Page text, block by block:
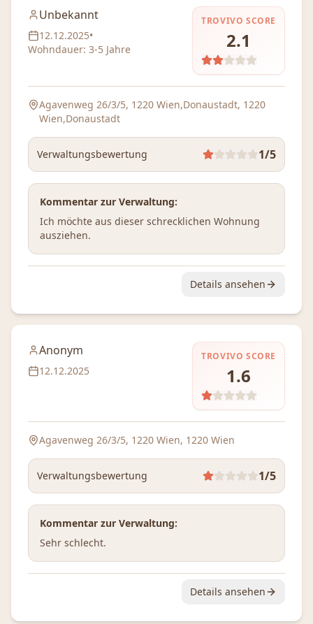
Unbekannt
12.12.2025•
Wohndauer: 3-5 Jahre
TROVIVO SCORE
2.1
Agavenweg 26/3/5, 1220 Wien,Donaustadt, 1220
Wien,Donaustadt
Verwaltungsbewertung 1/5
Kommentar zur Verwaltung:
Ich möchte aus dieser schrecklichen Wohnung
ausziehen.
Details ansehen
Anonym
12.12.2025
TROVIVO SCORE
1.6
Agavenweg 26/3/5, 1220 Wien, 1220 Wien
Verwaltungsbewertung 1/5
Kommentar zur Verwaltung:
Sehr schlecht.
Details ansehen